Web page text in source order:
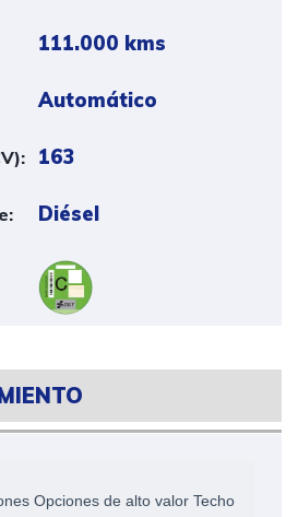
111.000 kms
Automático
163
Diésel
Opciones de alto valor Techo